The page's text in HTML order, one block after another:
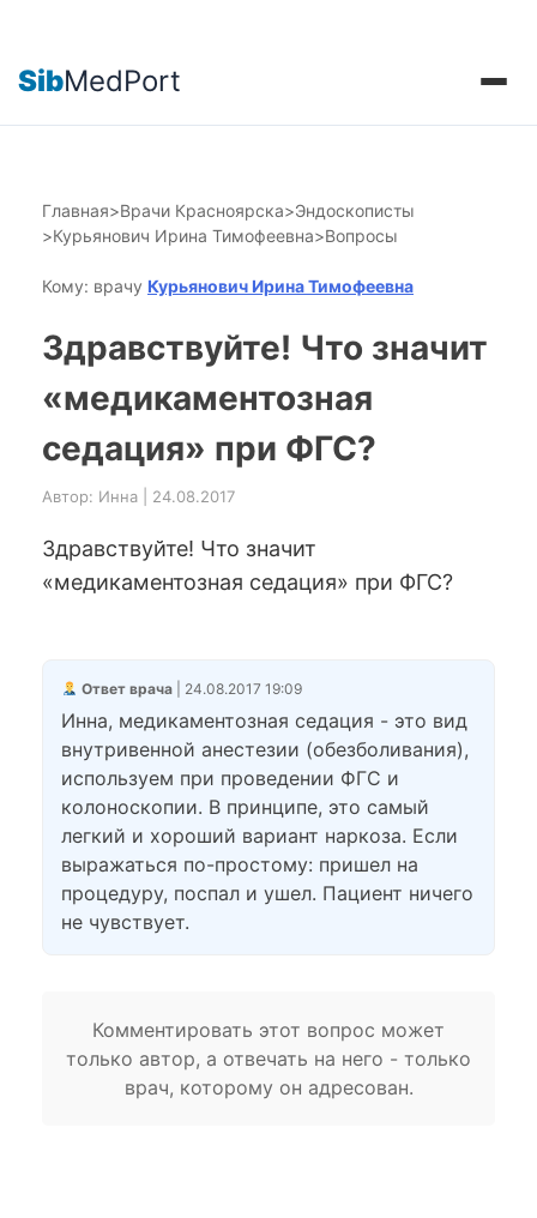
SibMedPort
Главная>Врачи Красноярска>Эндоскописты
>Курьянович Ирина Тимофеевна>Вопросы
Кому: врачу Курьянович Ирина Тимофеевна
Здравствуйте! Что значит
«медикаментозная
седация» при ФГС?
Автор: Инна | 24.08.2017
Здравствуйте! Что значит
«медикаментозная седация» при ФГС?
Ответ врача| 24.08.2017 19:09
Инна, медикаментозная седация - это вид
внутривенной анестезии (обезболивания),
используем при проведении ФГС и
колоноскопии. В принципе, это самый
легкий и хороший вариант наркоза. Если
выражаться по-простому: пришел на
процедуру, поспал и ушел. Пациент ничего
не чувствует.
Комментировать этот вопрос может
только автор, а отвечать на него - только
врач, которому он адресован.